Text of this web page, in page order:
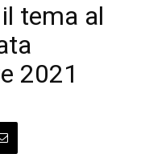
tema al
2021